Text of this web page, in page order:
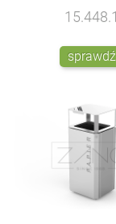
15.448.1
sprawdź